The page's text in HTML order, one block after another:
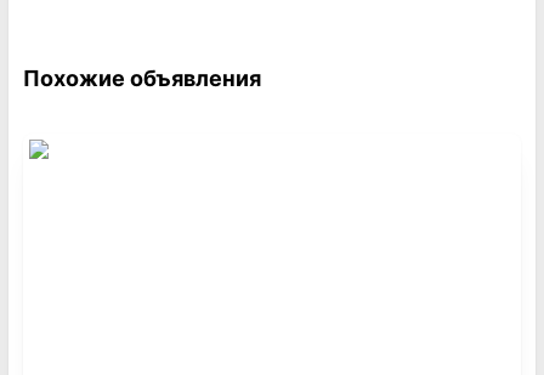
Похожие объявления